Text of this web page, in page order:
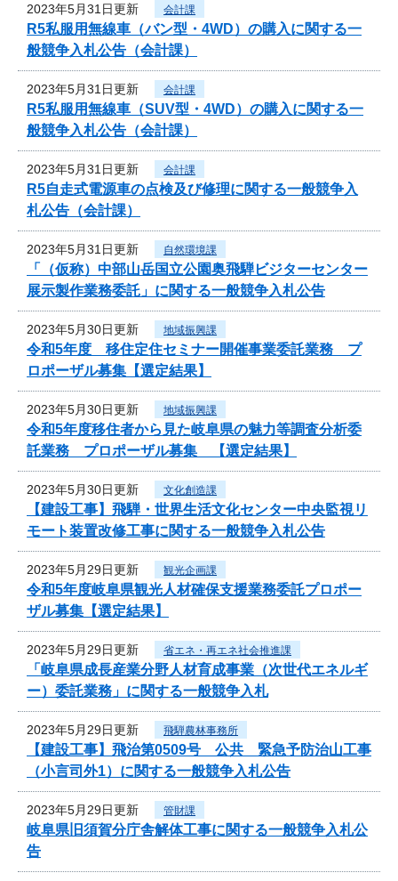
2023年5月31日更新 会計課
R5私服用無線車（バン型・4WD）の購入に関する一
般競争入札公告（会計課）
2023年5月31日更新 会計課
R5私服用無線車（SUV型・4WD）の購入に関する一
般競争入札公告（会計課）
2023年5月31日更新 会計課
R5自走式電源車の点検及び修理に関する一般競争入
札公告（会計課）
2023年5月31日更新 自然環境課
「（仮称）中部山岳国立公園奥飛騨ビジターセンター
展示製作業務委託」に関する一般競争入札公告
2023年5月30日更新 地域振興課
令和5年度 移住定住セミナー開催事業委託業務 プ
ロポーザル募集【選定結果】
2023年5月30日更新 地域振興課
令和5年度移住者から見た岐阜県の魅力等調査分析委
託業務 プロポーザル募集 【選定結果】
2023年5月30日更新 文化創造課
【建設工事】飛騨・世界生活文化センター中央監視リ
モート装置改修工事に関する一般競争入札公告
2023年5月29日更新 観光企画課
令和5年度岐阜県観光人材確保支援業務委託プロポー
ザル募集【選定結果】
2023年5月29日更新 省エネ・再エネ社会推進課
「岐阜県成長産業分野人材育成事業（次世代エネルギ
ー）委託業務」に関する一般競争入札
2023年5月29日更新 飛騨農林事務所
【建設工事】飛治第0509号 公共 緊急予防治山工事
（小言司外1）に関する一般競争入札公告
2023年5月29日更新 管財課
岐阜県旧須賀分庁舎解体工事に関する一般競争入札公
告